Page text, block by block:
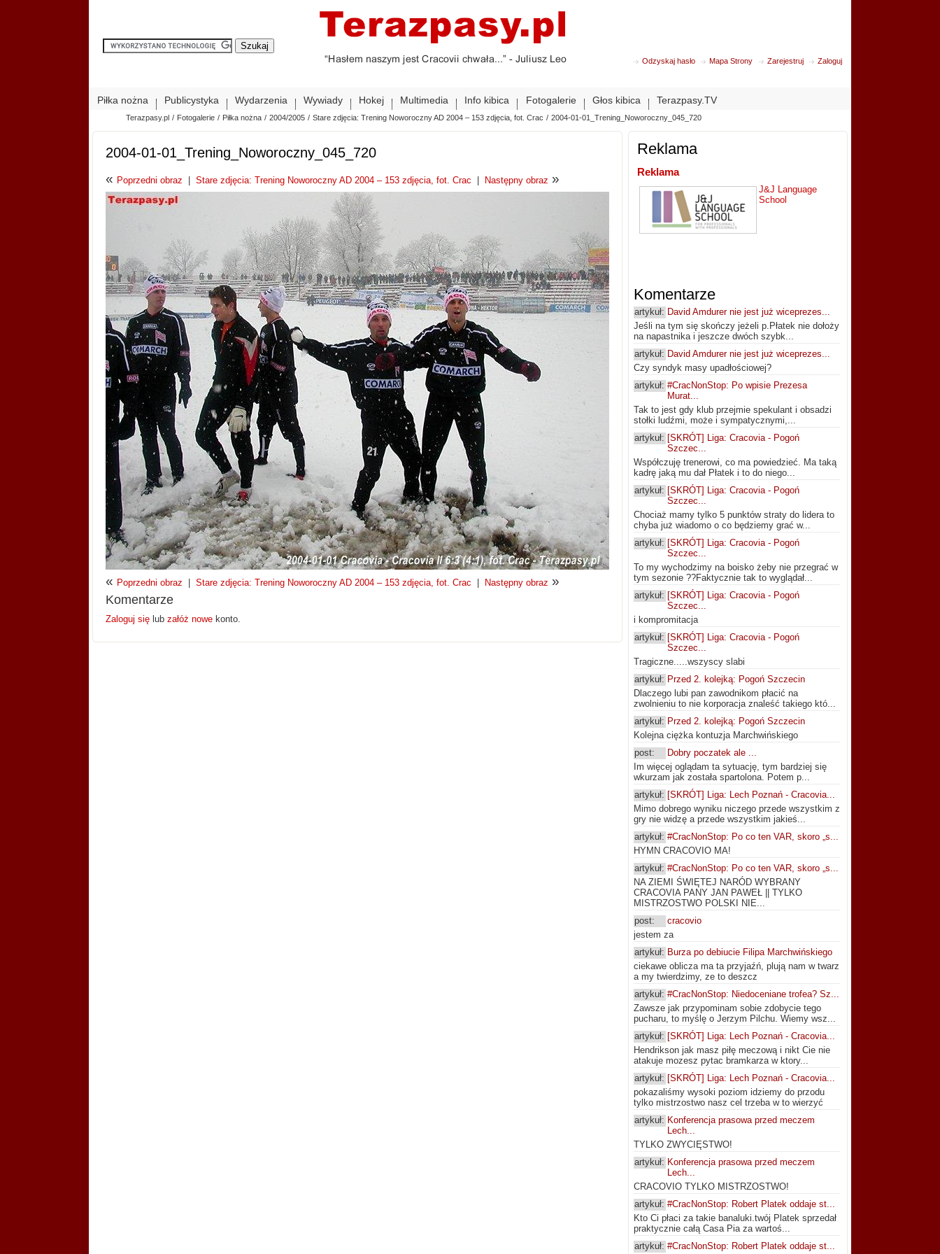
Odzyskaj hasło Mapa Strony Zarejestruj Zaloguj
Piłka nożna Publicystyka Wydarzenia Wywiady Hokej Multimedia Info kibica Fotogalerie Głos kibica Terazpasy.TV
Terazpasy.pl / Fotogalerie / Piłka nożna / 2004/2005 / Stare zdjęcia: Trening Noworoczny AD 2004 – 153 zdjęcia, fot. Crac / 2004-01-01_Trening_Noworoczny_045_720
2004-01-01_Trening_Noworoczny_045_720
« Poprzedni obraz Stare zdjęcia: Trening Noworoczny AD 2004 – 153 zdjęcia, fot. Crac Następny obraz »
« Poprzedni obraz Stare zdjęcia: Trening Noworoczny AD 2004 – 153 zdjęcia, fot. Crac Następny obraz »
Komentarze
Zaloguj się lub załóż nowe konto.
Reklama
Reklama
J&J Language
School
Komentarze
artykuł: David Amdurer nie jest już wiceprezes...
Jeśli na tym się skończy jeżeli p.Płatek nie dołoży
na napastnika i jeszcze dwóch szybk...
artykuł: David Amdurer nie jest już wiceprezes...
Czy syndyk masy upadłościowej?
artykuł: #CracNonStop: Po wpisie Prezesa
Murat...
Tak to jest gdy klub przejmie spekulant i obsadzi
stołki ludźmi, może i sympatycznymi,...
artykuł: [SKRÓT] Liga: Cracovia - Pogoń
Szczec...
Współczuję trenerowi, co ma powiedzieć. Ma taką
kadrę jaką mu dał Płatek i to do niego...
artykuł: [SKRÓT] Liga: Cracovia - Pogoń
Szczec...
Chociaż mamy tylko 5 punktów straty do lidera to
chyba już wiadomo o co będziemy grać w...
artykuł: [SKRÓT] Liga: Cracovia - Pogoń
Szczec...
To my wychodzimy na boisko żeby nie przegrać w
tym sezonie ??Faktycznie tak to wyglądał...
artykuł: [SKRÓT] Liga: Cracovia - Pogoń
Szczec...
i kompromitacja
artykuł: [SKRÓT] Liga: Cracovia - Pogoń
Szczec...
Tragiczne.....wszyscy slabi
artykuł: Przed 2. kolejką: Pogoń Szczecin
Dlaczego lubi pan zawodnikom płacić na
zwolnieniu to nie korporacja znaleść takiego któ...
artykuł: Przed 2. kolejką: Pogoń Szczecin
Kolejna ciężka kontuzja Marchwińskiego
post:
Dobry poczatek ale ...
Im więcej oglądam ta sytuację, tym bardziej się
wkurzam jak została spartolona. Potem p...
artykuł: [SKRÓT] Liga: Lech Poznań - Cracovia...
Mimo dobrego wyniku niczego przede wszystkim z
gry nie widzę a przede wszystkim jakieś...
artykuł: #CracNonStop: Po co ten VAR, skoro „s...
HYMN CRACOVIO MA!
artykuł: #CracNonStop: Po co ten VAR, skoro „s...
NA ZIEMI ŚWIĘTEJ NARÓD WYBRANY
CRACOVIA PANY JAN PAWEŁ || TYLKO
MISTRZOSTWO POLSKI NIE...
post:
cracovio
jestem za
artykuł: Burza po debiucie Filipa Marchwińskiego
ciekawe oblicza ma ta przyjaźń, plują nam w twarz
a my twierdzimy, ze to deszcz
artykuł: #CracNonStop: Niedoceniane trofea? Sz...
Zawsze jak przypominam sobie zdobycie tego
pucharu, to myślę o Jerzym Pilchu. Wiemy wsz...
artykuł: [SKRÓT] Liga: Lech Poznań - Cracovia...
Hendrikson jak masz piłę meczową i nikt Cie nie
atakuje mozesz pytac bramkarza w ktory...
artykuł: [SKRÓT] Liga: Lech Poznań - Cracovia...
pokazaliśmy wysoki poziom idziemy do przodu
tylko mistrzostwo nasz cel trzeba w to wierzyć
artykuł: Konferencja prasowa przed meczem
Lech...
TYLKO ZWYCIĘSTWO!
artykuł: Konferencja prasowa przed meczem
Lech...
CRACOVIO TYLKO MISTRZOSTWO!
artykuł: #CracNonStop: Robert Platek oddaje st...
Kto Ci płaci za takie banaluki.twój Platek sprzedał
praktycznie całą Casa Pia za wartoś...
artykuł: #CracNonStop: Robert Platek oddaje st...